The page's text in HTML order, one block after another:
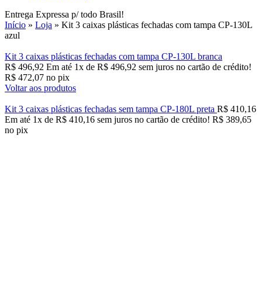
Entrega Expressa p/ todo Brasil!
Início » Loja » Kit 3 caixas plásticas fechadas com tampa CP-130L
azul
Kit 3 caixas plásticas fechadas com tampa CP-130L branca
R$ 496,92 Em até 1x de R$ 496,92 sem juros no cartão de crédito!
R$ 472,07 no pix
Voltar aos produtos
Kit 3 caixas plásticas fechadas sem tampa CP-180L preta R$ 410,16
Em até 1x de R$ 410,16 sem juros no cartão de crédito! R$ 389,65
no pix